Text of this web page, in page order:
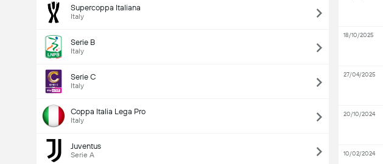
Supercoppa Italiana
Italy
Serie B
Italy
Serie C
Italy
Coppa Italia Lega Pro
Italy
Juventus
Serie A
18/10/2025
27/04/2025
20/10/2024
10/02/2024